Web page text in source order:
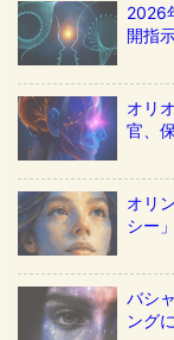
2026
開指
オリ
官、
オリ
シー」
バシ
ング